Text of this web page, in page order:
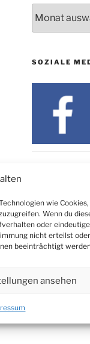
wie Cookies,
Wenn du
oder eindeutige
nicht erteilst oder
beeinträchtigt
ansehen
SOZIALE